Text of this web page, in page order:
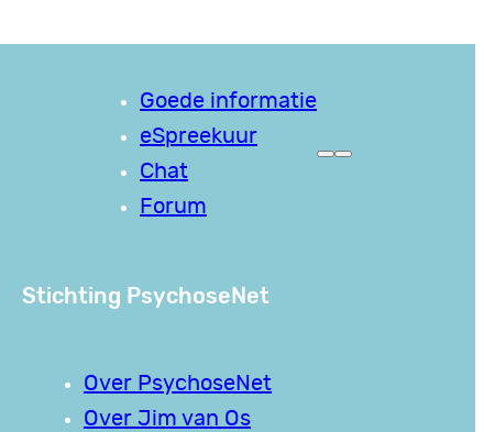
Goede informatie
eSpreekuur
Chat
Forum
Stichting PsychoseNet
Over PsychoseNet
Over Jim van Os